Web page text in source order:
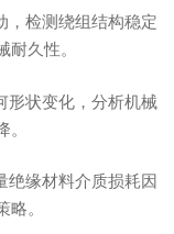
，检测绕组结构稳定
久性。
形状变化，分析机械
绝缘材料介质损耗因
。